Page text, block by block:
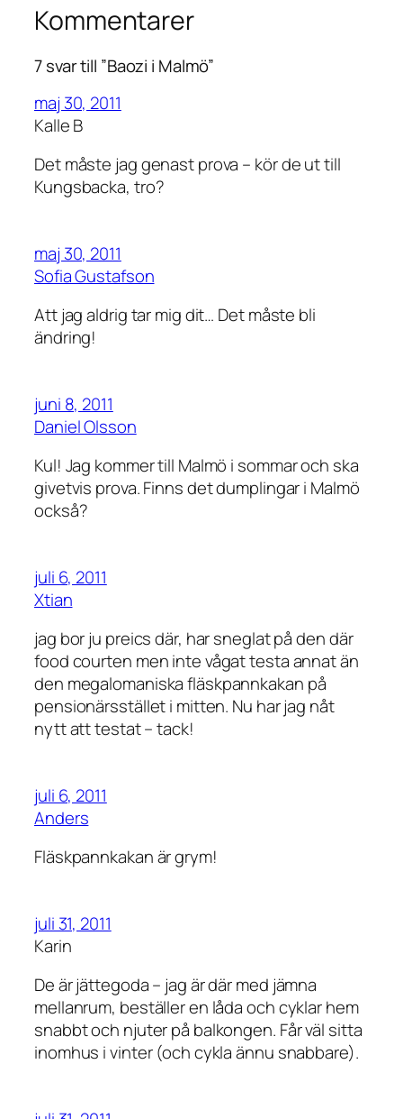
Kommentarer
7 svar till ”Baozi i Malmö”
maj 30, 2011
Kalle B
Det måste jag genast prova – kör de ut till
Kungsbacka, tro?
maj 30, 2011
Sofia Gustafson
Att jag aldrig tar mig dit… Det måste bli
ändring!
juni 8, 2011
Daniel Olsson
Kul! Jag kommer till Malmö i sommar och ska
givetvis prova. Finns det dumplingar i Malmö
också?
juli 6, 2011
Xtian
jag bor ju preics där, har sneglat på den där
food courten men inte vågat testa annat än
den megalomaniska fläskpannkakan på
pensionärsstället i mitten. Nu har jag nåt
nytt att testat – tack!
juli 6, 2011
Anders
Fläskpannkakan är grym!
juli 31, 2011
Karin
De är jättegoda – jag är där med jämna
mellanrum, beställer en låda och cyklar hem
snabbt och njuter på balkongen. Får väl sitta
inomhus i vinter (och cykla ännu snabbare).